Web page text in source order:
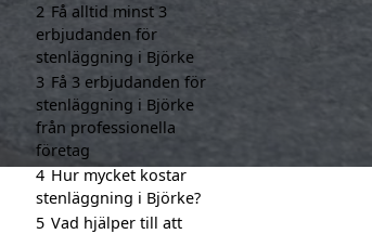
2 Få alltid minst 3
erbjudanden för
stenläggning i Björke
3 Få 3 erbjudanden för
stenläggning i Björke
från professionella
företag
4 Hur mycket kostar
stenläggning i Björke?
5 Vad hjälper till att